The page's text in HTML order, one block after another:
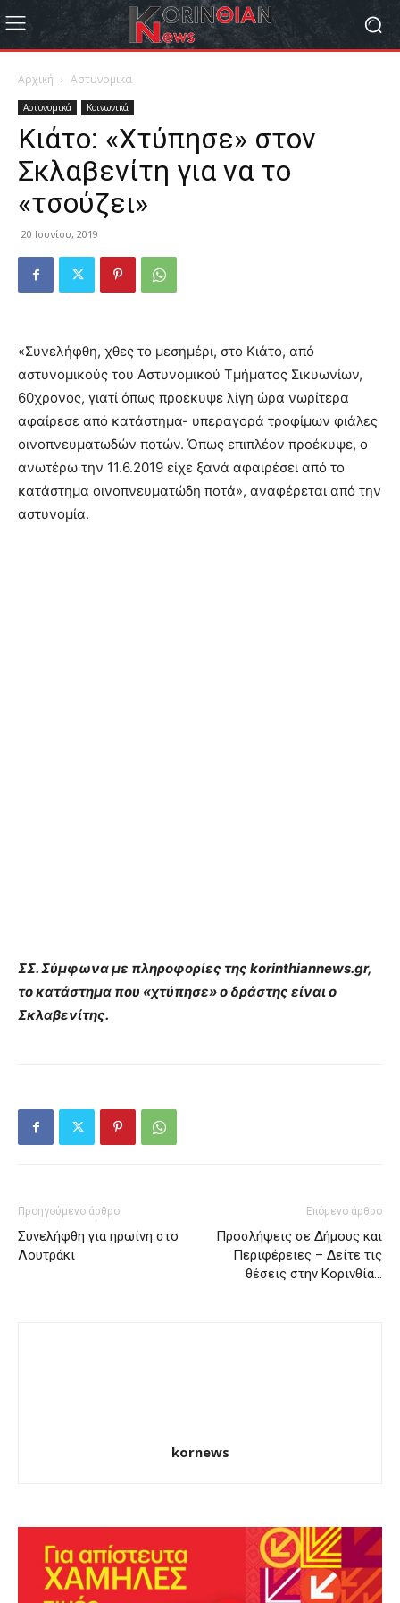
Αρχική Αστυνομικά
Αστυνομικά Κοινωνικά
Κιάτο: «Χτύπησε» στον
Σκλαβενίτη για να το
«τσούζει»
20 Ιουνίου, 2019
«Συνελήφθη, χθες το μεσημέρι, στο Κιάτο, από
αστυνομικούς του Αστυνομικού Τμήματος Σικυωνίων,
60χρονος, γιατί όπως προέκυψε λίγη ώρα νωρίτερα
αφαίρεσε από κατάστημα- υπεραγορά τροφίμων φιάλες
οινοπνευματωδών ποτών. Όπως επιπλέον προέκυψε, ο
ανωτέρω την 11.6.2019 είχε ξανά αφαιρέσει από το
κατάστημα οινοπνευματώδη ποτά», αναφέρεται από την
αστυνομία.
ΣΣ. Σύμφωνα με πληροφορίες της korinthiannews.gr,
το κατάστημα που «χτύπησε» ο δράστης είναι ο
Σκλαβενίτης.
Προηγούμενο άρθρο
Συνελήφθη για ηρωίνη στο
Λουτράκι
Επόμενο άρθρο
Προσλήψεις σε Δήμους και
Περιφέρειες – Δείτε τις
θέσεις στην Κορινθία…
kornews